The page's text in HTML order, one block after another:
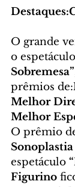
O grande
o espetáculo
Sobremesa”
prêmios de:
Melhor
Melhor
O prêmio
Sonoplastia
espetáculo
Figurino